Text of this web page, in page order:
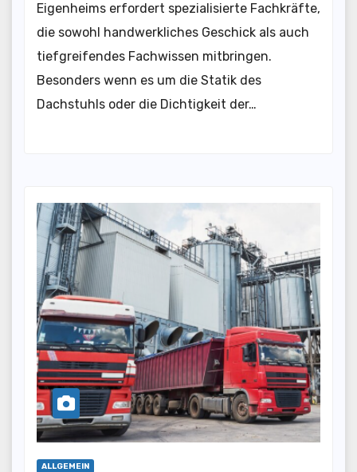
Eigenheims erfordert spezialisierte Fachkräfte,
die sowohl handwerkliches Geschick als auch
tiefgreifendes Fachwissen mitbringen.
Besonders wenn es um die Statik des
Dachstuhls oder die Dichtigkeit der…
ALLGEMEIN